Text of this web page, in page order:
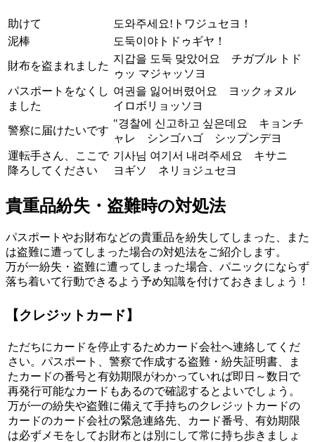
助けて
도와주세요!トワジュセヨ！
泥棒
도둑이야トドゥギヤ！
財布を盗まれました
지갑을 도둑 맞았어요 チガブル トド
ゥッ マジャッソヨ
パスポートをなくし
ました
여권을 잃어버렸어요 ヨックォヌル
イロボリョッソヨ
警察に届けたいです
"경찰에 신고하고 싶은데요 キョンチ
ャレ シンゴハゴ シップンデヨ
運転手さん、ここで
降ろしてください
기사님 여기서 내려주세요 キサニ
ヨギソ ネリョジュセヨ
貴重品紛失・盗難時の対処法
パスポートやお財布などの貴重品を紛失してしまった、また
は盗難に遭ってしまった場合の対処法をご紹介します。
万が一紛失・盗難に遭ってしまった場合、パニックにならず
落ち着いて行動できるよう予め知識を付けておきましょう！
【クレジットカード】
ただちにカードを停止するためカード会社へ連絡してくだ
さい。パスポート、警察で作成する盗難・紛失証明書、ま
たカードの番号と有効期限がわかっていれば即日～数日で
再発行可能なカードもあるので確認するとよいでしょう。
万が一の紛失や盗難に備えて手持ちのクレジットカードの
カードのカード会社の緊急連絡先、カード番号、有効期限
は必ずメモをしてお財布とは別にして常に持ち歩きましょ